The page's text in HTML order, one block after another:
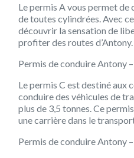
Le permis A vous permet
de toutes cylindrées. Avec
découvrir la sensation de
profiter des routes d’Antony.
Permis de conduire Antony
Le permis C est destiné aux
conduire des véhicules de
plus de 3,5 tonnes. Ce
une carrière dans le
Permis de conduire Antony